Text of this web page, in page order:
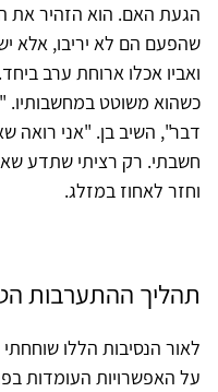
הגעת האם. הוא הזהיר את
שהפעם הם לא יריבו, אלא
ואביו אכלו ארוחת ערב
כשהוא משוטט
דבר", השיב בן. "אני רואה
חשבתי. רק רציתי שתדע
וחזר לאחוז במזלג.
תהליך ההתערבות
לאור הנסיבות הללו
על האפשרויות העומדות